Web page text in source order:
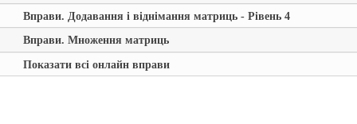
Вправи. Додавання і віднімання матриць - Рівень 4
Вправи. Множення матриць
Показати всі онлайн вправи